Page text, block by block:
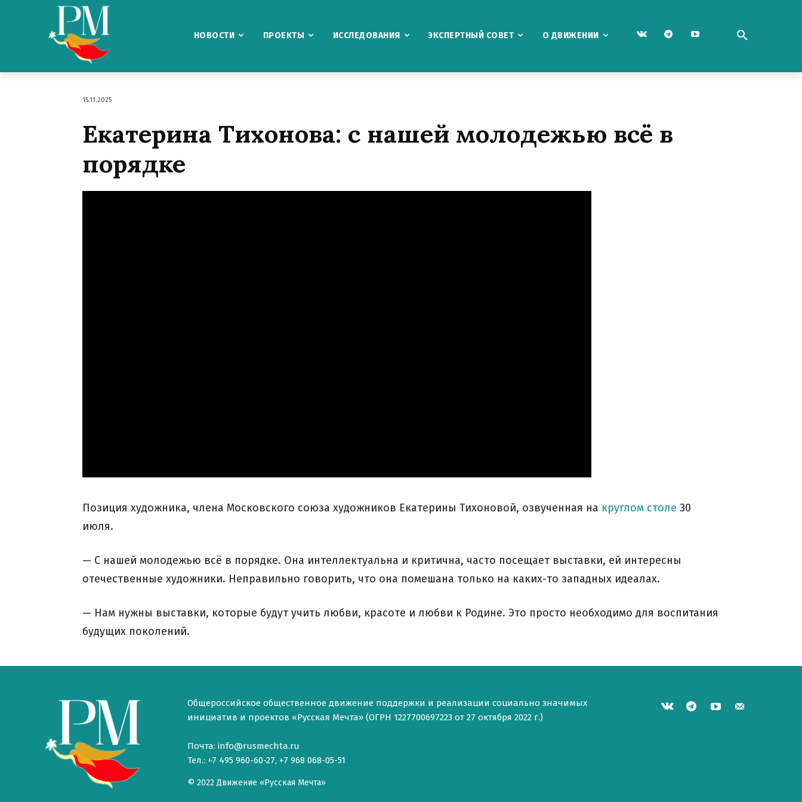
НОВОСТИ ПРОЕКТЫ ИССЛЕДОВАНИЯ ЭКСПЕРТНЫЙ СОВЕТ О ДВИЖЕНИИ
15.11.2025
Екатерина Тихонова: c нашей молодежью всё в
порядке
Позиция художника, члена Московского союза художников Екатерины Тихоновой, озвученная на круглом столе 30
июля.
— С нашей молодежью всё в порядке. Она интеллектуальна и критична, часто посещает выставки, ей интересны
отечественные художники. Неправильно говорить, что она помешана только на каких-то западных идеалах.
— Нам нужны выставки, которые будут учить любви, красоте и любви к Родине. Это просто необходимо для воспитания
будущих поколений.
Общероссийское общественное движение поддержки и реализации социально значимых
инициатив и проектов «Русская Мечта» (ОГРН 1227700697223 от 27 октября 2022 г.)
Почта: info@rusmechta.ru
Тел.: +7 495 960-60-27, +7 968 068-05-51
© 2022 Движение «Русская Мечта»